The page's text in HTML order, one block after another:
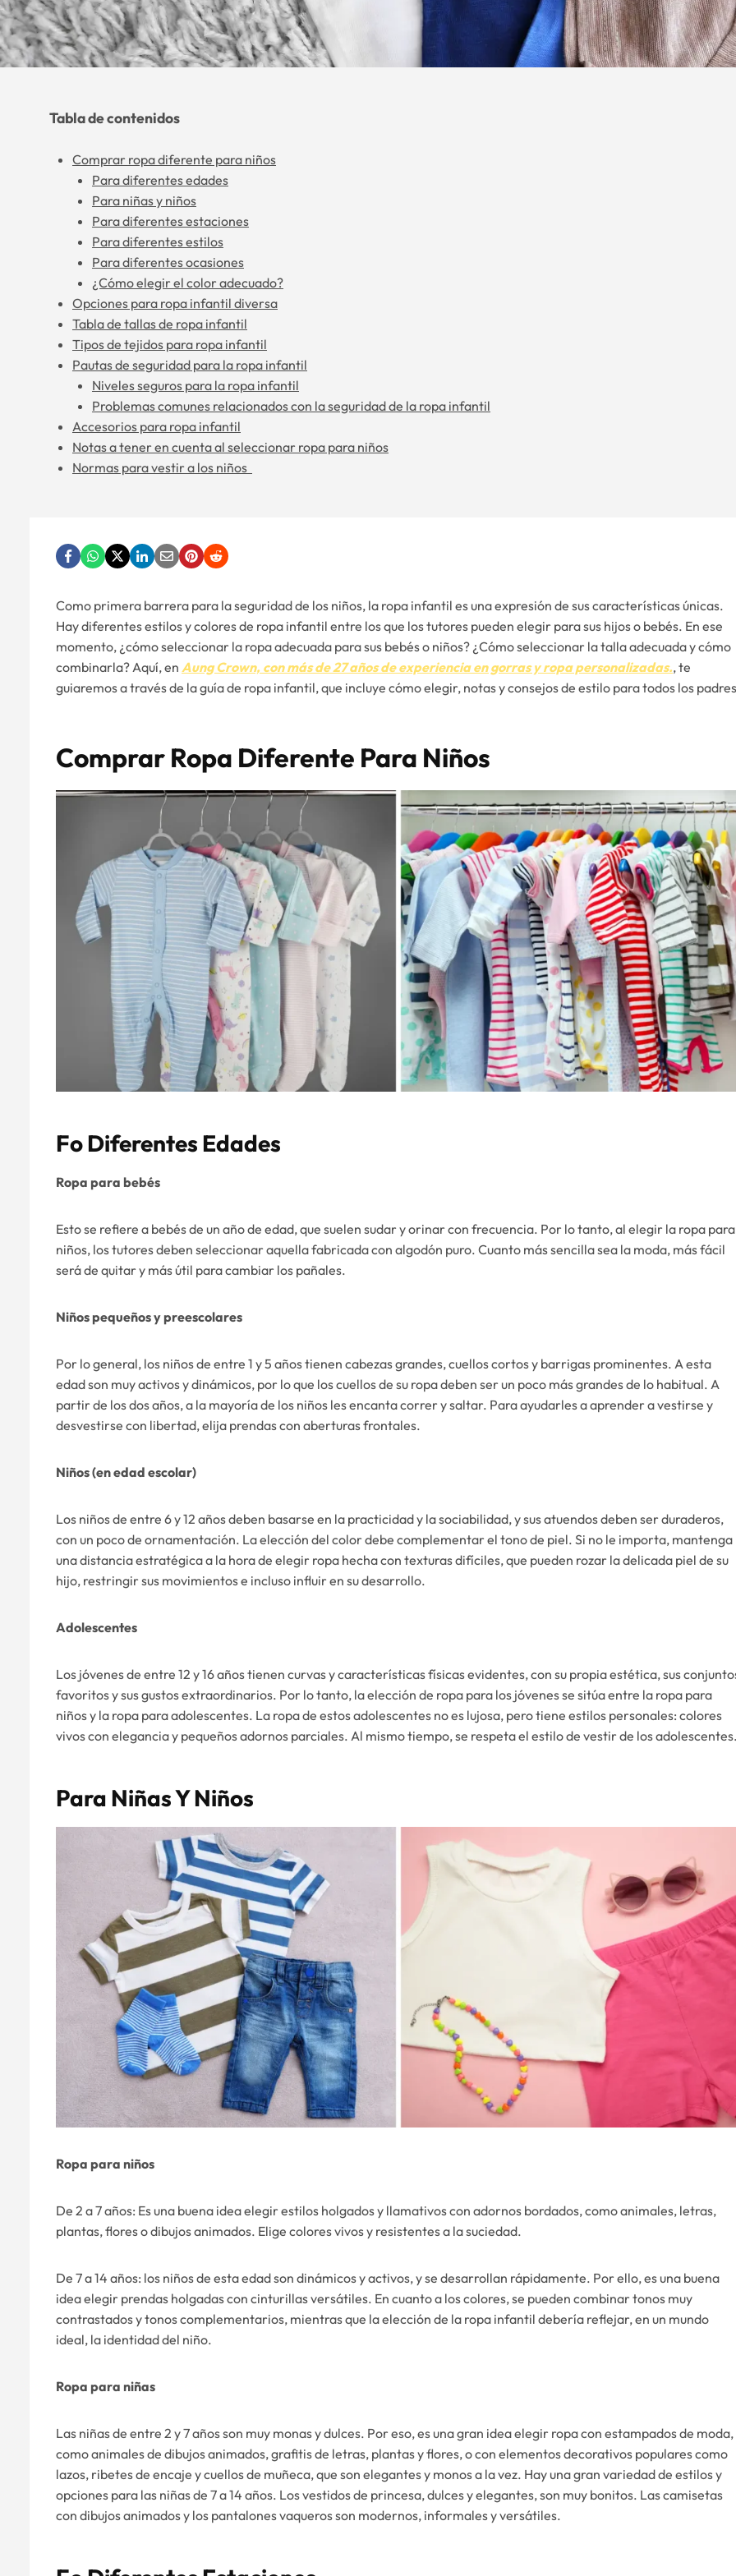
Tabla de contenidos
Comprar ropa diferente para niños
Para diferentes edades
Para niñas y niños
Para diferentes estaciones
Para diferentes estilos
Para diferentes ocasiones
¿Cómo elegir el color adecuado?
Opciones para ropa infantil diversa
Tabla de tallas de ropa infantil
Tipos de tejidos para ropa infantil
Pautas de seguridad para la ropa infantil
Niveles seguros para la ropa infantil
Problemas comunes relacionados con la seguridad de la ropa infantil
Accesorios para ropa infantil
Notas a tener en cuenta al seleccionar ropa para niños
Normas para vestir a los niños
Como primera barrera para la seguridad de los niños, la ropa infantil es una expresión de sus características únicas.
Hay diferentes estilos y colores de ropa infantil entre los que los tutores pueden elegir para sus hijos o bebés. En ese
momento, ¿cómo seleccionar la ropa adecuada para sus bebés o niños? ¿Cómo seleccionar la talla adecuada y cómo
combinarla? Aquí, en Aung Crown, con más de 27 años de experiencia en gorras y ropa personalizadas., te
guiaremos a través de la guía de ropa infantil, que incluye cómo elegir, notas y consejos de estilo para todos los
Comprar Ropa Diferente Para Niños
FO Diferentes Edades
Ropa para bebés
Esto se refiere a bebés de un año de edad, que suelen sudar y orinar con frecuencia. Por lo tanto, al elegir la ropa para
niños, los tutores deben seleccionar aquella fabricada con algodón puro. Cuanto más sencilla sea la moda, más fácil
será de quitar y más útil para cambiar los pañales.
Niños pequeños y preescolares
Por lo general, los niños de entre 1 y 5 años tienen cabezas grandes, cuellos cortos y barrigas prominentes. A esta
edad son muy activos y dinámicos, por lo que los cuellos de su ropa deben ser un poco más grandes de lo habitual. A
partir de los dos años, a la mayoría de los niños les encanta correr y saltar. Para ayudarles a aprender a vestirse y
desvestirse con libertad, elija prendas con aberturas frontales.
Niños (en edad escolar)
Los niños de entre 6 y 12 años deben basarse en la practicidad y la sociabilidad, y sus atuendos deben ser duraderos,
con un poco de ornamentación. La elección del color debe complementar el tono de piel. Si no le importa, mantenga
una distancia estratégica a la hora de elegir ropa hecha con texturas difíciles, que pueden rozar la delicada piel de su
hijo, restringir sus movimientos e incluso influir en su desarrollo.
Adolescentes
Los jóvenes de entre 12 y 16 años tienen curvas y características físicas evidentes, con su propia estética, sus
favoritos y sus gustos extraordinarios. Por lo tanto, la elección de ropa para los jóvenes se sitúa entre la ropa para
niños y la ropa para adolescentes. La ropa de estos adolescentes no es lujosa, pero tiene estilos personales: colores
vivos con elegancia y pequeños adornos parciales. Al mismo tiempo, se respeta el estilo de vestir de los
Para Niñas Y Niños
Ropa para niños
De 2 a 7 años: Es una buena idea elegir estilos holgados y llamativos con adornos bordados, como animales, letras,
plantas, flores o dibujos animados. Elige colores vivos y resistentes a la suciedad.
De 7 a 14 años: los niños de esta edad son dinámicos y activos, y se desarrollan rápidamente. Por ello, es una buena
idea elegir prendas holgadas con cinturillas versátiles. En cuanto a los colores, se pueden combinar tonos muy
contrastados y tonos complementarios, mientras que la elección de la ropa infantil debería reflejar, en un mundo
ideal, la identidad del niño.
Ropa para niñas
Las niñas de entre 2 y 7 años son muy monas y dulces. Por eso, es una gran idea elegir ropa con estampados de moda,
como animales de dibujos animados, grafitis de letras, plantas y flores, o con elementos decorativos populares como
lazos, ribetes de encaje y cuellos de muñeca, que son elegantes y monos a la vez. Hay una gran variedad de estilos y
opciones para las niñas de 7 a 14 años. Los vestidos de princesa, dulces y elegantes, son muy bonitos. Las camisetas
con dibujos animados y los pantalones vaqueros son modernos, informales y versátiles.